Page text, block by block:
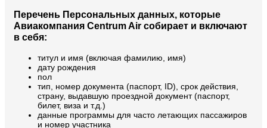
Перечень Персональных данных, которые
Авиакомпания Centrum Air собирает и включают
в себя:
титул и имя (включая фамилию, имя)
дату рождения
пол
тип, номер документа (паспорт, ID), срок действия,
страну, выдавшую проездной документ (паспорт,
билет, виза и т.д.)
данные программы для часто летающих пассажиров
и номер участника